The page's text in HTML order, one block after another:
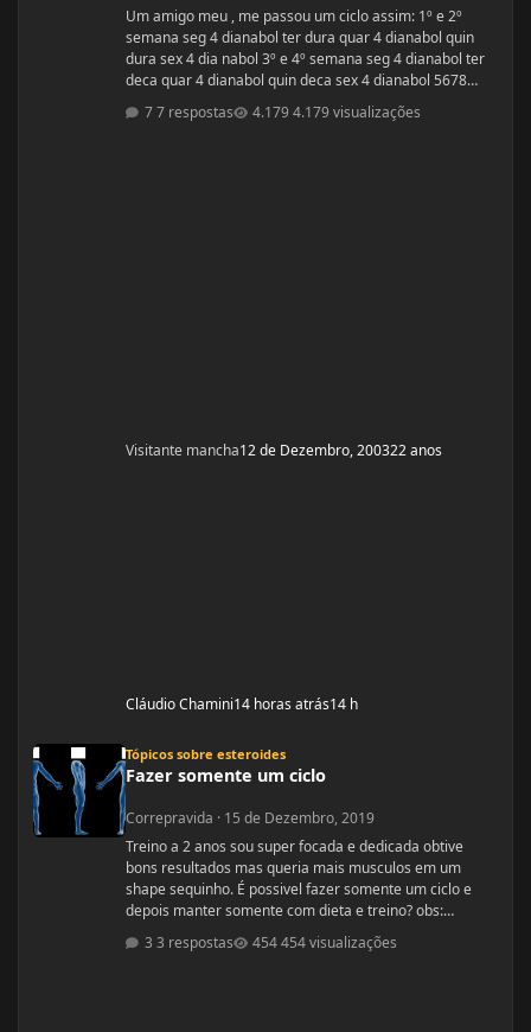
Um amigo meu , me passou um ciclo assim: 1º e 2º
semana seg 4 dianabol ter dura quar 4 dianabol quin
dura sex 4 dia nabol 3º e 4º semana seg 4 dianabol ter
deca quar 4 dianabol quin deca sex 4 dianabol 5678
seman vou partir para definição com outros anabolicos.
PERGUNTAS : 1 - GOSTARIA DE SABER A OPNIÃO DE
7 respostas 4.179 visualizações
Visitante mancha12 de Dezembro, 200322 anos
Cláudio Chamini14 horas atrás14 h
Tópicos sobre esteroides
Fazer somente um ciclo
Correpravida · 15 de Dezembro, 2019
Treino a 2 anos sou super focada e dedicada obtive
bons resultados mas queria mais musculos em um
shape sequinho. É possivel fazer somente um ciclo e
depois manter somente com dieta e treino? obs:
desculpe se ja tiver esse tópico, procurei mais não
encontrei
3 respostas 454 visualizações